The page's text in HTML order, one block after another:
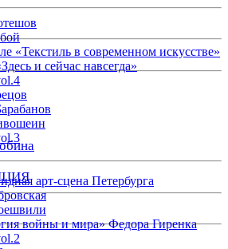
«Текстиль в современном искусстве»
и сейчас навсегда»
арт-сцена Петербурга
войны и мира» Федора Гиренка